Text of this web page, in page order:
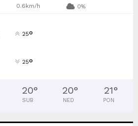
0.6km/h 0%
25°
25°
20°
SUB
20°
NED
21°
PON